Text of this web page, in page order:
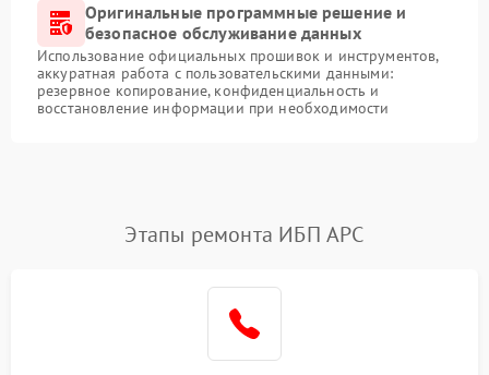
Оригинальные программные решение и
безопасное обслуживание данных
Использование официальных прошивок и инструментов,
аккуратная работа с пользовательскими данными:
резервное копирование, конфиденциальность и
восстановление информации при необходимости
Этапы ремонта ИБП APC